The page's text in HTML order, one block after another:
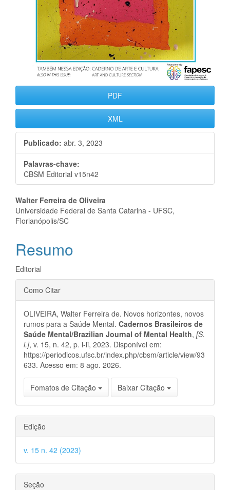
PDF
XML
Publicado: abr. 3, 2023
Palavras-chave:
CBSM Editorial v15n42
Conteúdo
do
artigo
principal
Walter Ferreira de Oliveira
Universidade Federal de Santa Catarina - UFSC,
Florianópolis/SC
Resumo
Editorial
Detalhes
do
artigo
Como Citar
OLIVEIRA, Walter Ferreira de. Novos horizontes, novos
rumos para a Saúde Mental. Cadernos Brasileiros de
Saúde Mental/Brazilian Journal of Mental Health, [S.
l.], v. 15, n. 42, p. i-ii, 2023. Disponível em:
https://periodicos.ufsc.br/index.php/cbsm/article/view/93
633. Acesso em: 8 ago. 2026.
Fomatos de Citação Baixar Citação
Edição
v. 15 n. 42 (2023)
Seção